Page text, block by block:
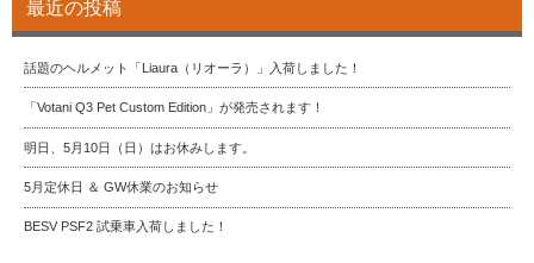
最近の投稿
話題のヘルメット「Liaura（リオーラ）」入荷しました！
「Votani Q3 Pet Custom Edition」が発売されます！
明日、5月10日（日）はお休みします。
5月定休日 ＆ GW休業のお知らせ
BESV PSF2 試乗車入荷しました！